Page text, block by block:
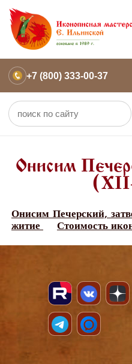
+7 (800) 333-00-37
Онисим
Онисим Печерский,
житие
Стоимость